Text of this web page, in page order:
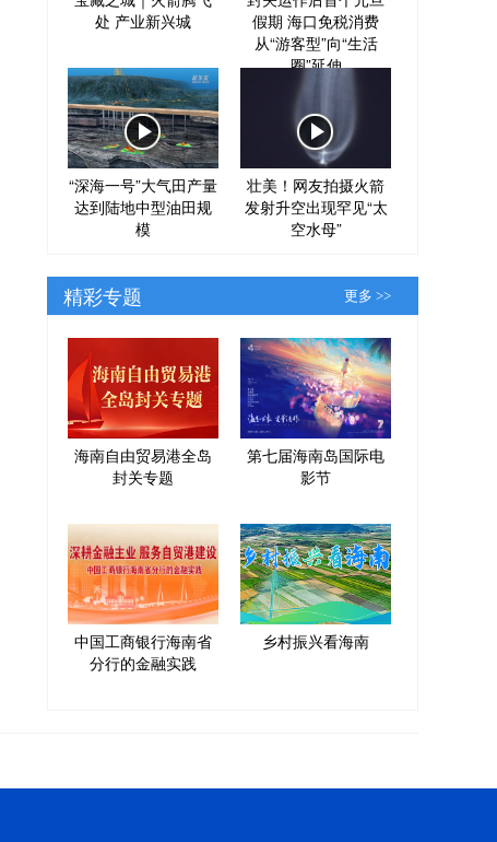
处 产业新兴城
假期 海口免税消费
从“游客型”向“生活
圈”延伸
“深海一号”大气田产量
达到陆地中型油田规
模
壮美！网友拍摄火箭
发射升空出现罕见“太
空水母”
精彩专题 更多 >>
海南自由贸易港全岛
封关专题
第七届海南岛国际电
影节
中国工商银行海南省
分行的金融实践
乡村振兴看海南